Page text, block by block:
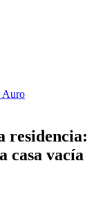
Auro
residencia:
casa vacía